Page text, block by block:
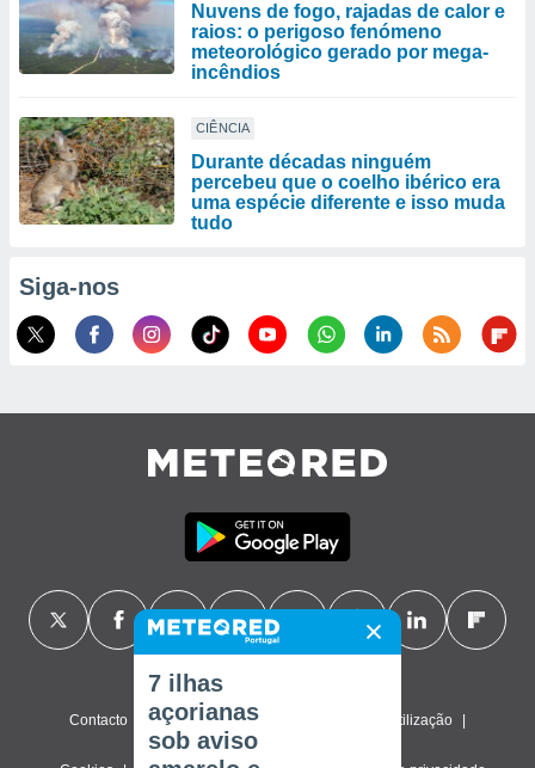
Nuvens de fogo, rajadas de calor e
raios: o perigoso fenómeno
meteorológico gerado por mega-
incêndios
CIÊNCIA
Durante décadas ninguém
percebeu que o coelho ibérico era
uma espécie diferente e isso muda
tudo
Siga-nos
Contacto Sobre nós Termos de utilização
7 ilhas
açorianas
sob aviso